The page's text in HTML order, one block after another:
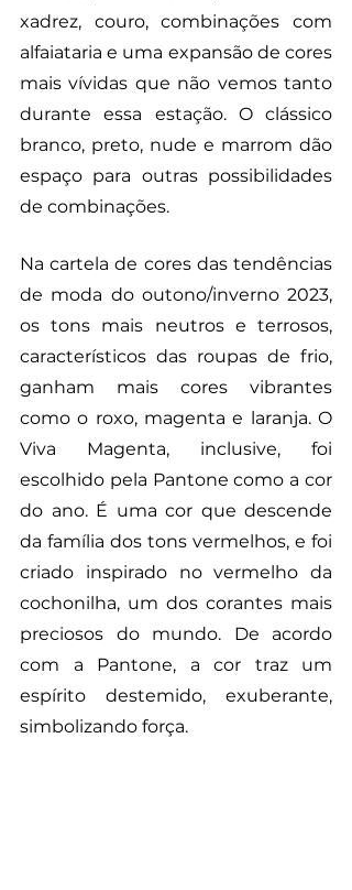
xadrez, couro, combinações com
alfaiataria e uma expansão de cores
mais vívidas que não vemos tanto
durante essa estação. O clássico
branco, preto, nude e marrom dão
espaço para outras possibilidades
de combinações.
Na cartela de cores das tendências
de moda do outono/inverno 2023,
os tons mais neutros e terrosos,
característicos das roupas de frio,
ganham mais cores vibrantes
como o roxo, magenta e laranja. O
Viva Magenta, inclusive, foi
escolhido pela Pantone como a cor
do ano. É uma cor que descende
da família dos tons vermelhos, e foi
criado inspirado no vermelho da
cochonilha, um dos corantes mais
preciosos do mundo. De acordo
com a Pantone, a cor traz um
espírito destemido, exuberante,
simbolizando força.